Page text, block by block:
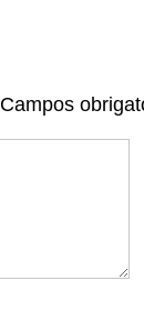
Campos